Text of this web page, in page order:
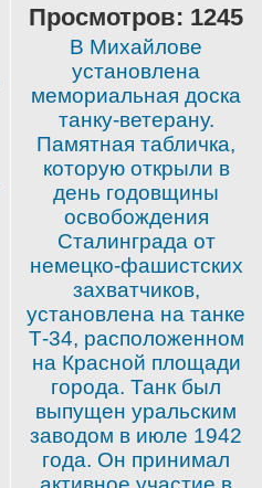
Просмотров: 1245
В Михайлове
установлена
мемориальная доска
танку-ветерану.
Памятная табличка,
которую открыли в
день годовщины
освобождения
Сталинграда от
немецко-фашистских
захватчиков,
установлена на танке
Т-34, расположенном
на Красной площади
города. Танк был
выпущен уральским
заводом в июле 1942
года. Он принимал